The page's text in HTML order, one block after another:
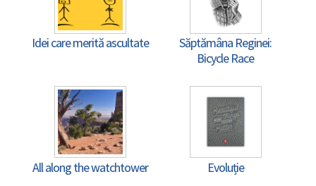
Idei care merită ascultate
Săptămâna Reginei:
Bicycle Race
All along the watchtower Evoluție